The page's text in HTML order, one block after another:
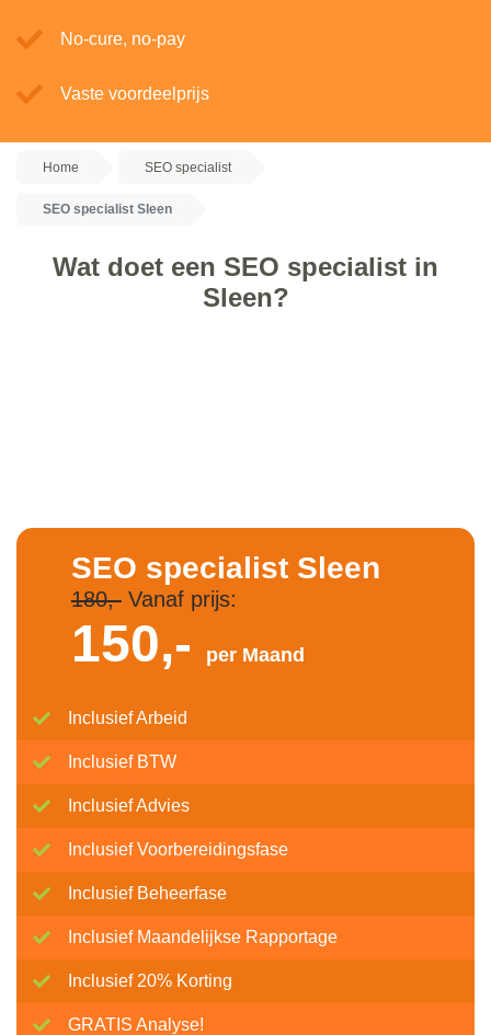
No-cure, no-pay
Vaste voordeelprijs
Home SEO specialist
SEO specialist Sleen
Wat doet een SEO specialist in
Sleen?
SEO specialist Sleen
180,-Vanaf prijs:
150,- per Maand
Inclusief Arbeid
Inclusief BTW
Inclusief Advies
Inclusief Voorbereidingsfase
Inclusief Beheerfase
Inclusief Maandelijkse Rapportage
Inclusief 20% Korting
GRATIS Analyse!